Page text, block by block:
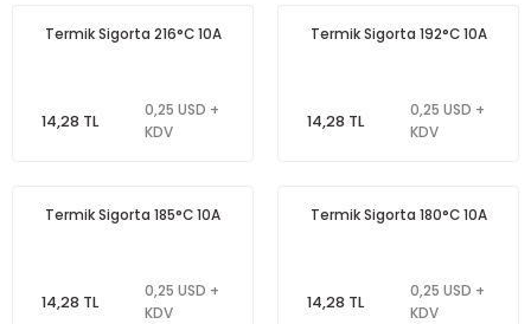
Termik Sigorta 216°C 10A
14,28 TL
0,25 USD +
KDV
Termik Sigorta 192°C 10A
14,28 TL
0,25 USD +
KDV
Termik Sigorta 185°C 10A
14,28 TL
0,25 USD +
KDV
Termik Sigorta 180°C 10A
14,28 TL
0,25 USD +
KDV